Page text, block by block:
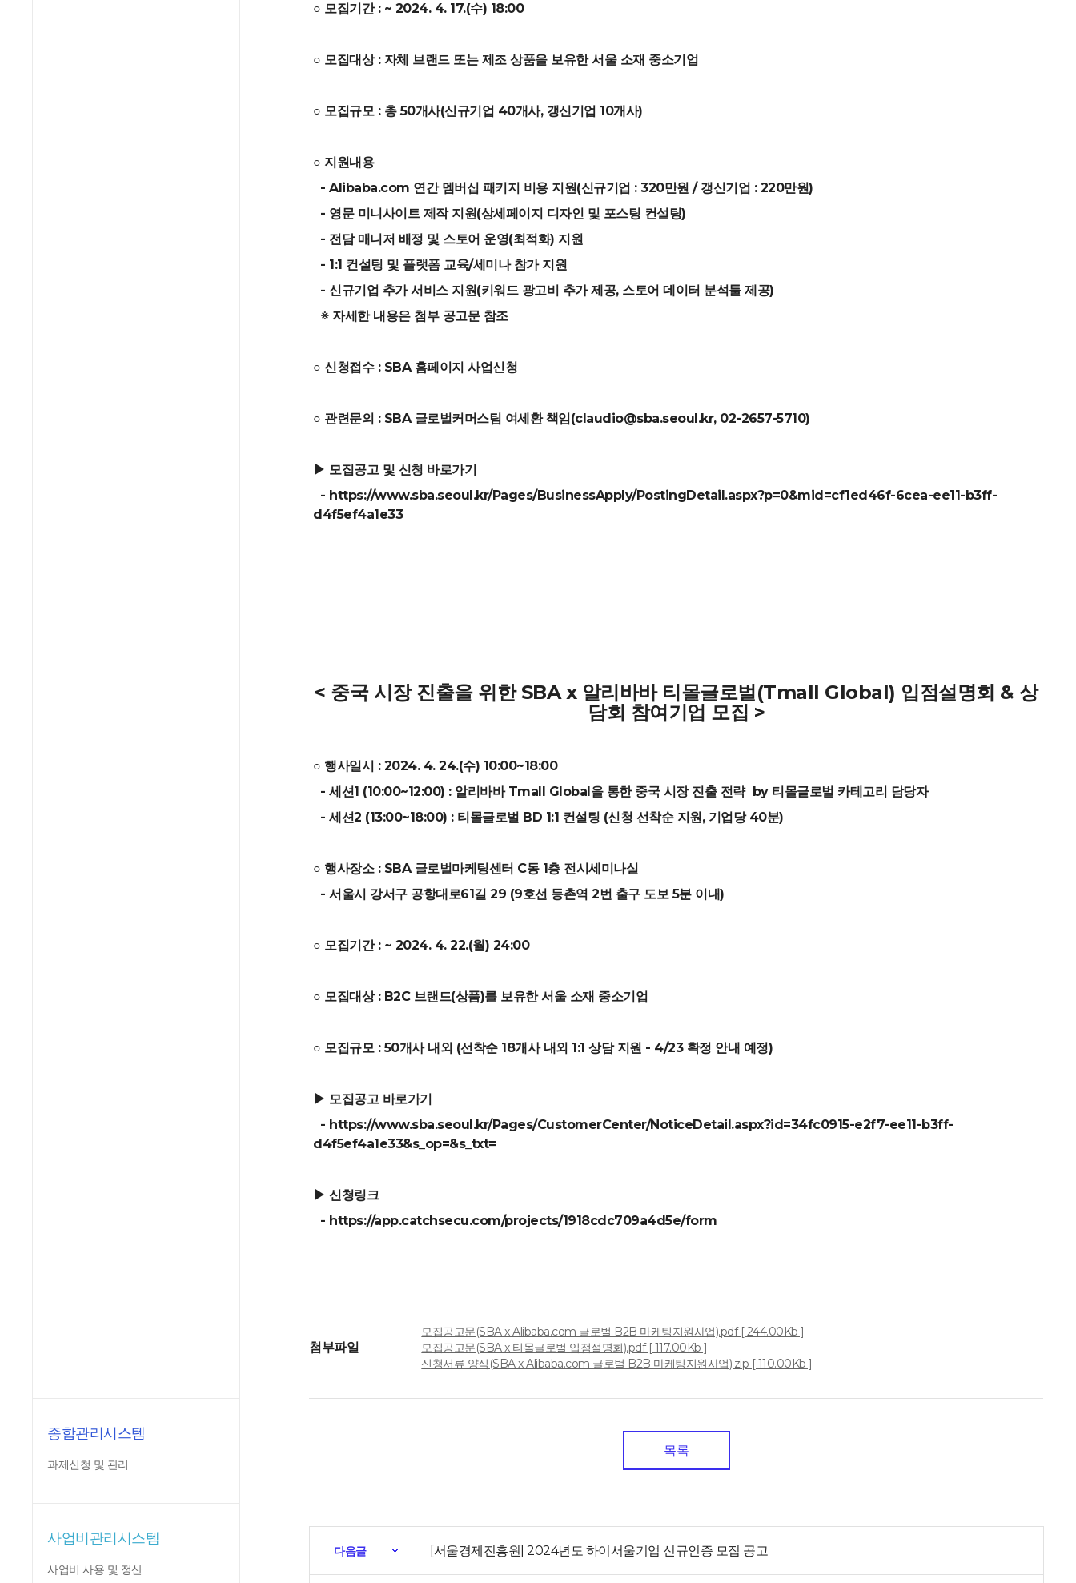
종합관리시스템
과제신청 및 관리
사업비관리시스템
사업비 사용 및 정산
○ 모집기간 : ~ 2024. 4. 17.(수) 18:00
○ 모집대상 : 자체 브랜드 또는 제조 상품을 보유한 서울 소재 중소기업
○ 모집규모 : 총 50개사(신규기업 40개사, 갱신기업 10개사)
○ 지원내용
- Alibaba.com 연간 멤버십 패키지 비용 지원(신규기업 : 320만원 / 갱신기업 : 220만원)
- 영문 미니사이트 제작 지원(상세페이지 디자인 및 포스팅 컨설팅)
- 전담 매니저 배정 및 스토어 운영(최적화) 지원
- 1:1 컨설팅 및 플랫폼 교육/세미나 참가 지원
- 신규기업 추가 서비스 지원(키워드 광고비 추가 제공, 스토어 데이터 분석툴 제공)
※ 자세한 내용은 첨부 공고문 참조
○ 신청접수 : SBA 홈페이지 사업신청
○ 관련문의 : SBA 글로벌커머스팀 여세환 책임(claudio@sba.seoul.kr, 02-2657-5710)
▶ 모집공고 및 신청 바로가기
- https://www.sba.seoul.kr/Pages/BusinessApply/PostingDetail.aspx?p=0&mid=cf1ed46f-6cea-ee11-b3ff-
d4f5ef4a1e33
< 중국 시장 진출을 위한 SBA x 알리바바 티몰글로벌(Tmall Global) 입점설명회 & 상
담회 참여기업 모집 >
○ 행사일시 : 2024. 4. 24.(수) 10:00~18:00
- 세션1 (10:00~12:00) : 알리바바 Tmall Global을 통한 중국 시장 진출 전략 by 티몰글로벌 카테고리 담당자
- 세션2 (13:00~18:00) : 티몰글로벌 BD 1:1 컨설팅 (신청 선착순 지원, 기업당 40분)
○ 행사장소 : SBA 글로벌마케팅센터 C동 1층 전시세미나실
- 서울시 강서구 공항대로61길 29 (9호선 등촌역 2번 출구 도보 5분 이내)
○ 모집기간 : ~ 2024. 4. 22.(월) 24:00
○ 모집대상 : B2C 브랜드(상품)를 보유한 서울 소재 중소기업
○ 모집규모 : 50개사 내외 (선착순 18개사 내외 1:1 상담 지원 - 4/23 확정 안내 예정)
▶ 모집공고 바로가기
- https://www.sba.seoul.kr/Pages/CustomerCenter/NoticeDetail.aspx?id=34fc0915-e2f7-ee11-b3ff-
d4f5ef4a1e33&s_op=&s_txt=
▶ 신청링크
- https://app.catchsecu.com/projects/1918cdc709a4d5e/form
첨부파일
모집공고문(SBA x Alibaba.com 글로벌 B2B 마케팅지원사업).pdf [ 244.00Kb ]
모집공고문(SBA x 티몰글로벌 입점설명회).pdf [ 117.00Kb ]
신청서류 양식(SBA x Alibaba.com 글로벌 B2B 마케팅지원사업).zip [ 110.00Kb ]
목록
다음글 [서울경제진흥원] 2024년도 하이서울기업 신규인증 모집 공고